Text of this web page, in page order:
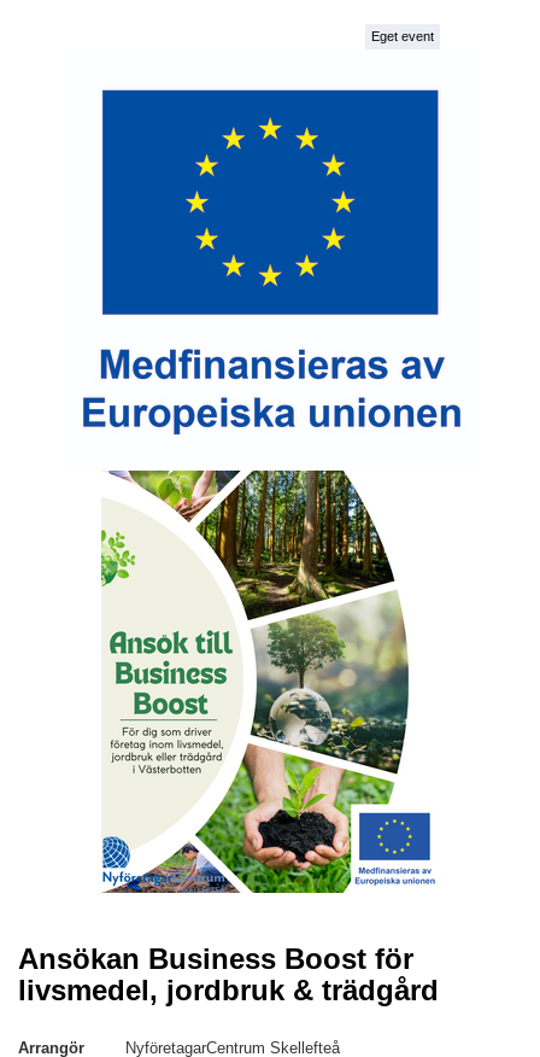
Eget event
Ansökan Business Boost för
livsmedel, jordbruk & trädgård
Arrangör NyföretagarCentrum Skellefteå